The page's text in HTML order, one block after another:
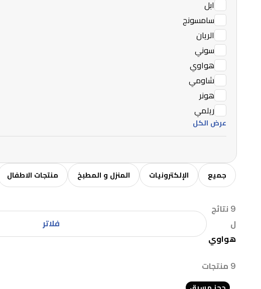
ابل
سامسونج
الريان
سوني
هواوي
شاومي
هونر
ريلمي
عرض الكل
جميع الإلكترونيات المنزل و المطبخ منتجات الاطفال
9 نتائج
ل
هواوي
فلاتر
9 منتجات